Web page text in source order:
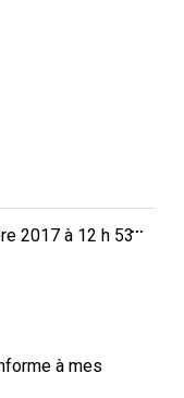
2017 à 12 h 53
à mes
...